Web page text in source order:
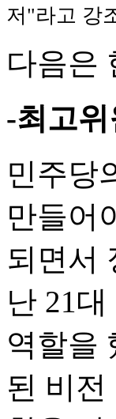
저"라고 강
다음은
-최고
민주당
만들어
되면서
난 21
역할을
된 비